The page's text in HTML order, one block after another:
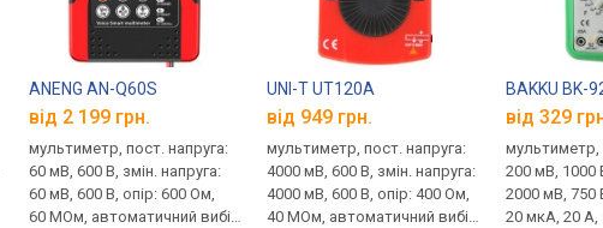
ANENG AN-Q60S
від 2 199 грн.
мультиметр, пост. напруга:
60 мВ, 600 В, змін. напруга:
60 мВ, 600 В, опір: 600 Ом,
60 МОм, автоматичний вибір
UNI-T UT120A
від 949 грн.
мультиметр, пост. напруга:
4000 мВ, 600 В, змін. напруга:
4000 мВ, 600 В, опір: 400 Ом,
40 МОм, автоматичний вибір
BAKKU BK-
від 329
мультиметр,
200 мВ, 1000
2000 мВ, 750
20 мкА, 20 А,